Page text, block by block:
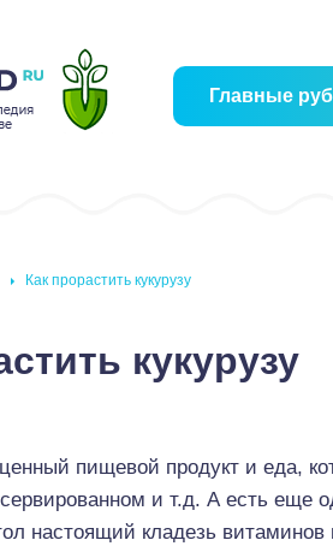
Главные
Как прорастить кукурузу
кукурузу
пищевой продукт и еда,
и т.д. А есть еще
настоящий кладезь